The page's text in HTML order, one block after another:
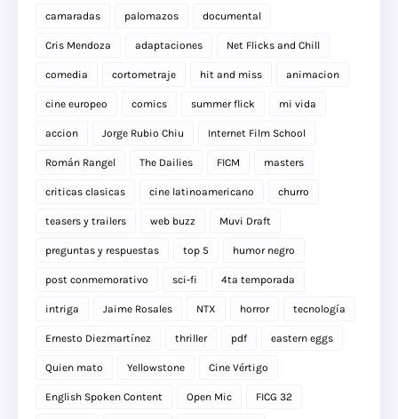
camaradas palomazos documental
Cris Mendoza adaptaciones Net Flicks and Chill
comedia cortometraje hit and miss animacion
cine europeo comics summer flick mi vida
accion Jorge Rubio Chiu Internet Film School
Román Rangel The Dailies FICM masters
criticas clasicas cine latinoamericano churro
teasers y trailers web buzz Muvi Draft
preguntas y respuestas top 5 humor negro
post conmemorativo sci-fi 4ta temporada
intriga Jaime Rosales NTX horror tecnología
Ernesto Diezmartínez thriller pdf eastern eggs
Quien mato Yellowstone Cine Vértigo
English Spoken Content Open Mic FICG 32